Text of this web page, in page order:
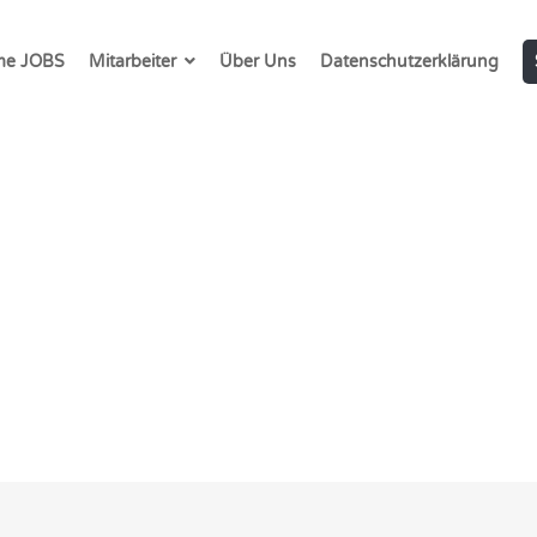
JOBS Mitarbeiter Über Uns Datenschutzerklärung